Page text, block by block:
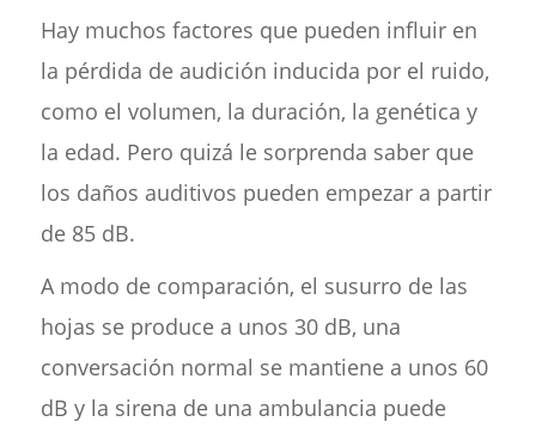
Hay muchos factores que pueden influir en
la pérdida de audición inducida por el ruido,
como el volumen, la duración, la genética y
la edad. Pero quizá le sorprenda saber que
los daños auditivos pueden empezar a partir
de 85 dB.
A modo de comparación, el susurro de las
hojas se produce a unos 30 dB, una
conversación normal se mantiene a unos 60
dB y la sirena de una ambulancia puede